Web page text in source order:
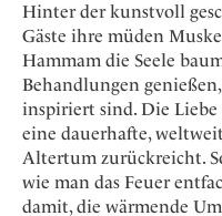
Hinter der kunstvoll
Gäste ihre müden
Hammam die Seele
Behandlungen
inspiriert sind. Die Liebe
eine dauerhafte,
Altertum zurückreicht.
wie man das Feuer
damit, die wärmende